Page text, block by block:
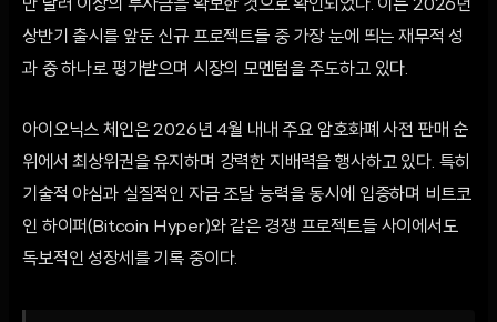
만 달러 이상의 투자금을 확보한 것으로 확인되었다. 이는 2026년
상반기 출시를 앞둔 신규 프로젝트들 중 가장 눈에 띄는 재무적 성
과 중 하나로 평가받으며 시장의 모멘텀을 주도하고 있다.
아이오닉스 체인은 2026년 4월 내내 주요 암호화폐 사전 판매 순
위에서 최상위권을 유지하며 강력한 지배력을 행사하고 있다. 특히
기술적 야심과 실질적인 자금 조달 능력을 동시에 입증하며 비트코
인 하이퍼(Bitcoin Hyper)와 같은 경쟁 프로젝트들 사이에서도
독보적인 성장세를 기록 중이다.